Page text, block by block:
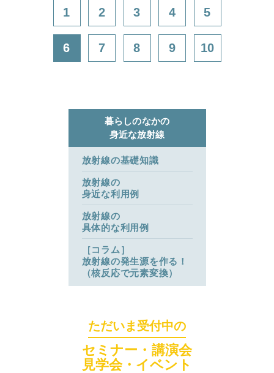
サイトマップ
1 2 3 4 5
6 7 8 9 10
暮らしのなかの
身近な放射線
放射線の基礎知識
放射線の
身近な利用例
放射線の
具体的な利用例
［コラム］
放射線の発生源を作る！
（核反応で元素変換）
ただいま受付中の
セミナー・講演会
見学会・イベント